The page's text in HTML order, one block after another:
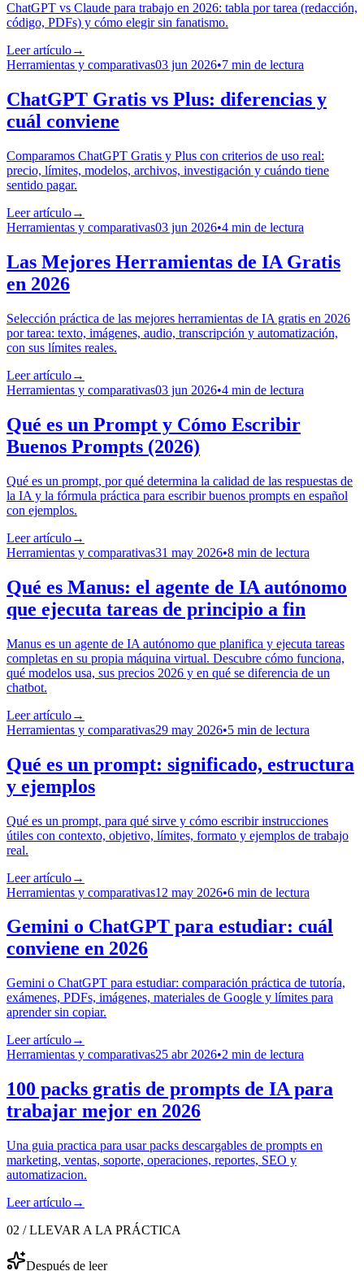
ChatGPT vs Claude para trabajo en 2026: tabla por tarea (redacción,
código, PDFs) y cómo elegir sin fanatismo.
Leer artículo→
Herramientas y comparativas03 jun 2026•7 min de lectura
ChatGPT Gratis vs Plus: diferencias y
cuál conviene
Comparamos ChatGPT Gratis y Plus con criterios de uso real:
precio, límites, modelos, archivos, investigación y cuándo tiene
sentido pagar.
Leer artículo→
Herramientas y comparativas03 jun 2026•4 min de lectura
Las Mejores Herramientas de IA Gratis
en 2026
Selección práctica de las mejores herramientas de IA gratis en 2026
por tarea: texto, imágenes, audio, transcripción y automatización,
con sus límites reales.
Leer artículo→
Herramientas y comparativas03 jun 2026•4 min de lectura
Qué es un Prompt y Cómo Escribir
Buenos Prompts (2026)
Qué es un prompt, por qué determina la calidad de las respuestas de
la IA y la fórmula práctica para escribir buenos prompts en español
con ejemplos.
Leer artículo→
Herramientas y comparativas31 may 2026•8 min de lectura
Qué es Manus: el agente de IA autónomo
que ejecuta tareas de principio a fin
Manus es un agente de IA autónomo que planifica y ejecuta tareas
completas en su propia máquina virtual. Descubre cómo funciona,
qué modelos usa, sus precios 2026 y en qué se diferencia de un
chatbot.
Leer artículo→
Herramientas y comparativas29 may 2026•5 min de lectura
Qué es un prompt: significado, estructura
y ejemplos
Qué es un prompt, para qué sirve y cómo escribir instrucciones
útiles con contexto, objetivo, límites, formato y ejemplos de trabajo
real.
Leer artículo→
Herramientas y comparativas12 may 2026•6 min de lectura
Gemini o ChatGPT para estudiar: cuál
conviene en 2026
Gemini o ChatGPT para estudiar: comparación práctica de tutoría,
exámenes, PDFs, imágenes, materiales de Google y límites para
aprender sin copiar.
Leer artículo→
Herramientas y comparativas25 abr 2026•2 min de lectura
100 packs gratis de prompts de IA para
trabajar mejor en 2026
Una guia practica para usar packs descargables de prompts en
marketing, ventas, soporte, operaciones, reportes, SEO y
automatizacion.
Leer artículo→
02 / LLEVAR A LA PRÁCTICA
Después de leer